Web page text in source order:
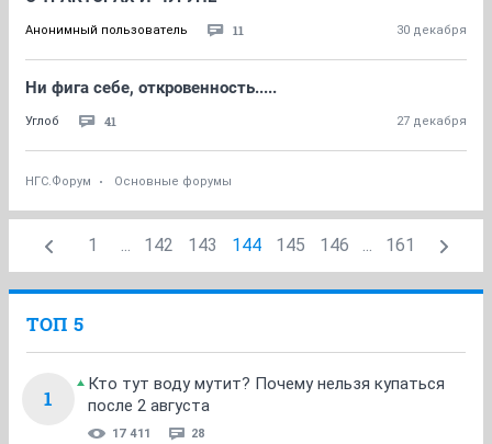
Анонимный пользователь 11 30 декабря
Ни фига себе, откровенность.....
Углоб 41 27 декабря
НГС.Форум Основные форумы
1 ... 142 143 144 145 146 ... 161
ТОП 5
1
Кто тут воду мутит? Почему нельзя купаться
после 2 августа
17 411 28